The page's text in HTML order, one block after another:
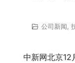
公司新闻
中新网北京12